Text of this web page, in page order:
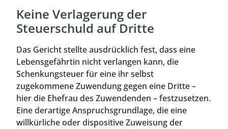
Keine Verlagerung der
Steuerschuld auf Dritte
Das Gericht stellte ausdrücklich fest, dass eine
Lebensgefährtin nicht verlangen kann, die
Schenkungsteuer für eine ihr selbst
zugekommene Zuwendung gegen eine Dritte –
hier die Ehefrau des Zuwendenden – festzusetzen.
Eine derartige Anspruchsgrundlage, die eine
willkürliche oder dispositive Zuweisung der